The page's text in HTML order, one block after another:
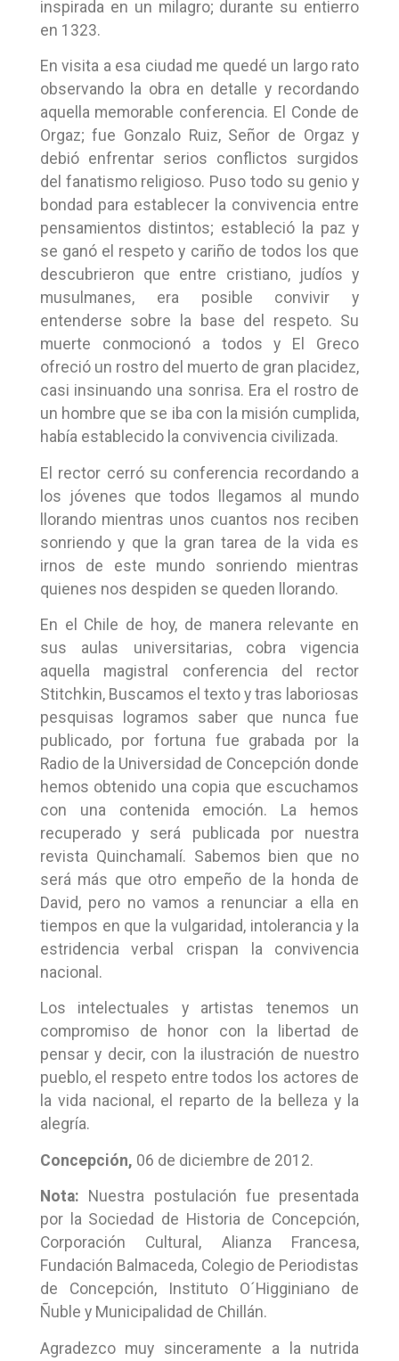
inspirada en un milagro; durante su entierro
en 1323.
En visita a esa ciudad me quedé un largo rato
observando la obra en detalle y recordando
aquella memorable conferencia. El Conde de
Orgaz; fue Gonzalo Ruiz, Señor de Orgaz y
debió enfrentar serios conflictos surgidos
del fanatismo religioso. Puso todo su genio y
bondad para establecer la convivencia entre
pensamientos distintos; estableció la paz y
se ganó el respeto y cariño de todos los que
descubrieron que entre cristiano, judíos y
musulmanes, era posible convivir y
entenderse sobre la base del respeto. Su
muerte conmocionó a todos y El Greco
ofreció un rostro del muerto de gran placidez,
casi insinuando una sonrisa. Era el rostro de
un hombre que se iba con la misión cumplida,
había establecido la convivencia civilizada.
El rector cerró su conferencia recordando a
los jóvenes que todos llegamos al mundo
llorando mientras unos cuantos nos reciben
sonriendo y que la gran tarea de la vida es
irnos de este mundo sonriendo mientras
quienes nos despiden se queden llorando.
En el Chile de hoy, de manera relevante en
sus aulas universitarias, cobra vigencia
aquella magistral conferencia del rector
Stitchkin, Buscamos el texto y tras laboriosas
pesquisas logramos saber que nunca fue
publicado, por fortuna fue grabada por la
Radio de la Universidad de Concepción donde
hemos obtenido una copia que escuchamos
con una contenida emoción. La hemos
recuperado y será publicada por nuestra
revista Quinchamalí. Sabemos bien que no
será más que otro empeño de la honda de
David, pero no vamos a renunciar a ella en
tiempos en que la vulgaridad, intolerancia y la
estridencia verbal crispan la convivencia
nacional.
Los intelectuales y artistas tenemos un
compromiso de honor con la libertad de
pensar y decir, con la ilustración de nuestro
pueblo, el respeto entre todos los actores de
la vida nacional, el reparto de la belleza y la
alegría.
Concepción, 06 de diciembre de 2012.
Nota: Nuestra postulación fue presentada
por la Sociedad de Historia de Concepción,
Corporación Cultural, Alianza Francesa,
Fundación Balmaceda, Colegio de Periodistas
de Concepción, Instituto O´Higginiano de
Ñuble y Municipalidad de Chillán.
Agradezco muy sinceramente a la nutrida